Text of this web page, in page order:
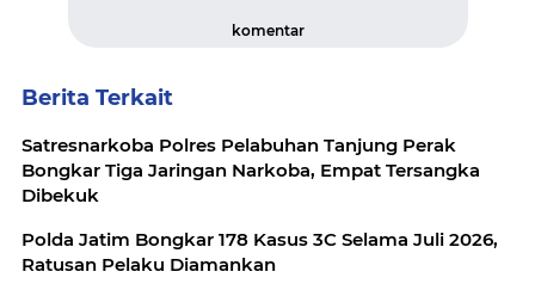
komentar
Berita Terkait
Satresnarkoba Polres Pelabuhan Tanjung Perak
Bongkar Tiga Jaringan Narkoba, Empat Tersangka
Dibekuk
Polda Jatim Bongkar 178 Kasus 3C Selama Juli 2026,
Ratusan Pelaku Diamankan